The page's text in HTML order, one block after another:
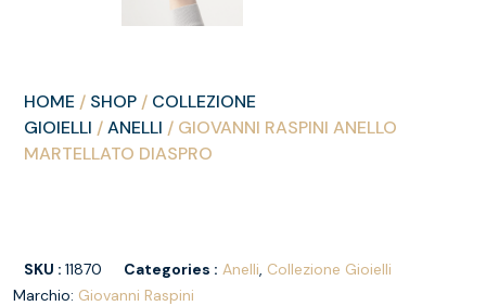
HOME / SHOP / COLLEZIONE
GIOIELLI /ANELLI / GIOVANNI RASPINI ANELLO
MARTELLATO DIASPRO
SKU :11870 Categories : Anelli, Collezione Gioielli
Marchio: Giovanni Raspini